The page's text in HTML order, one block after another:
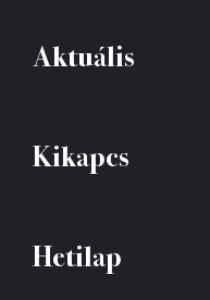
Aktuális
Kikapcs
Hetilap